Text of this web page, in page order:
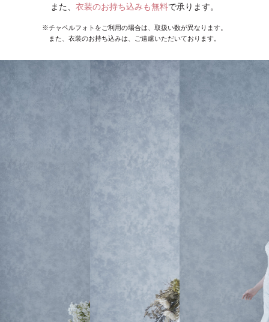
また、 衣装のお持ち込みも無料で承ります。
※チャペルフォトをご利用の場合は、取扱い数が異なります。
また、衣装のお持ち込みは、ご遠慮いただいております。